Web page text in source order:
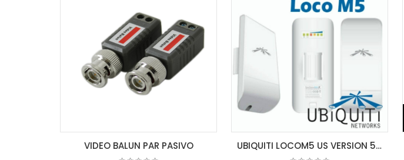
VIDEO BALUN PAR PASIVO UBIQUITI LOCOM5 US VERSION 5GHz INDOOR OUTDOOR CPE 150+Mbps 10+km 13dBi (access point)